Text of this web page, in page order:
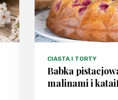
CIASTA I TORTY
Babka
malinami i